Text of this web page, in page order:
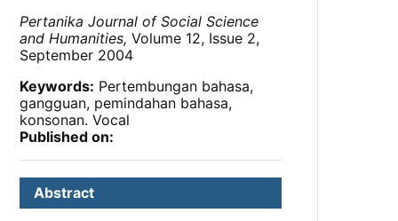
Pertanika Journal of Social Science
and Humanities, Volume 12, Issue 2,
September 2004
Keywords: Pertembungan bahasa,
gangguan, pemindahan bahasa,
konsonan. Vocal
Published on:
Abstract